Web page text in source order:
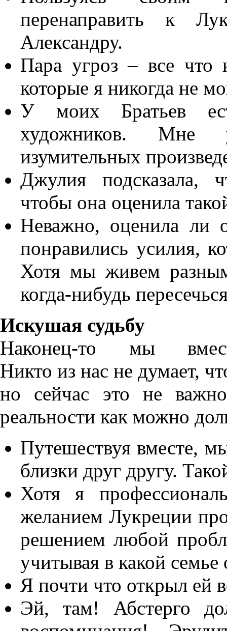
перенаправить к
Александру.
Пара угроз – все что
которые я никогда не
У моих Братьев
художников. Мне
изумительных
Джулия подсказала,
чтобы она оценила
Неважно, оценила ли
понравились усилия,
Хотя мы живем
когда-нибудь
Искушая судьбу
Наконец-то мы
Никто из нас не думает,
но сейчас это не
реальности как можно
Путешествуя вместе,
близки друг другу.
Хотя я
желанием Лукреции
решением любой
учитывая в какой семье
Я почти что открыл ей
Эй, там! Абстерго